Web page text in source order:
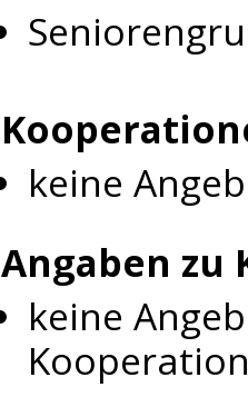
keine
Angaben
keine